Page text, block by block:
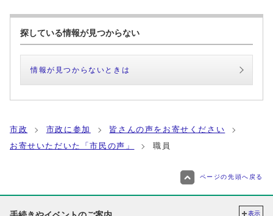
探している情報が見つからない
情報が見つからないときは
市政 市政に参加
皆さんの声をお寄せください
お寄せいただいた「市民の声」
職員
ページの先頭へ戻る
表示